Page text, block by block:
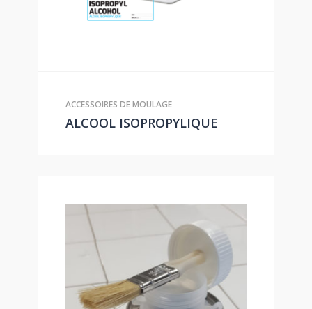
ACCESSOIRES DE MOULAGE
ALCOOL ISOPROPYLIQUE